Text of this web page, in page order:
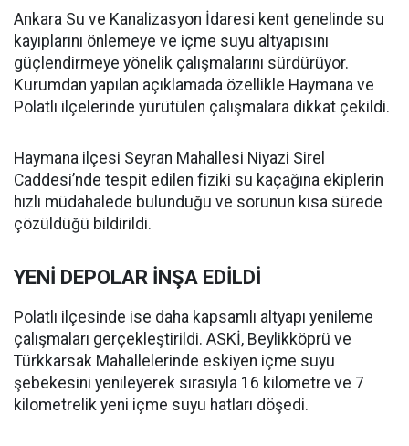
Ankara Su ve Kanalizasyon İdaresi kent genelinde su
kayıplarını önlemeye ve içme suyu altyapısını
güçlendirmeye yönelik çalışmalarını sürdürüyor.
Kurumdan yapılan açıklamada özellikle Haymana ve
Polatlı ilçelerinde yürütülen çalışmalara dikkat çekildi.
Haymana ilçesi Seyran Mahallesi Niyazi Sirel
Caddesi’nde tespit edilen fiziki su kaçağına ekiplerin
hızlı müdahalede bulunduğu ve sorunun kısa sürede
çözüldüğü bildirildi.
YENİ DEPOLAR İNŞA EDİLDİ
Polatlı ilçesinde ise daha kapsamlı altyapı yenileme
çalışmaları gerçekleştirildi. ASKİ, Beylikköprü ve
Türkkarsak Mahallelerinde eskiyen içme suyu
şebekesini yenileyerek sırasıyla 16 kilometre ve 7
kilometrelik yeni içme suyu hatları döşedi.